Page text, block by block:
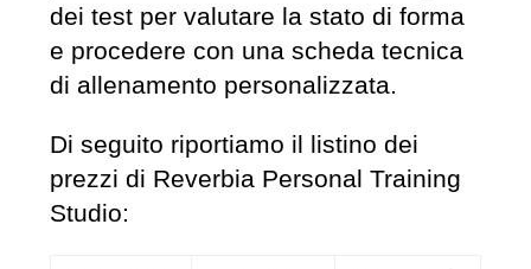
dei test per valutare la stato di forma
e procedere con una scheda tecnica
di allenamento personalizzata.
Di seguito riportiamo il listino dei
prezzi di Reverbia Personal Training
Studio: